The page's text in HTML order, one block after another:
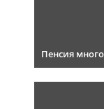
Пенсия